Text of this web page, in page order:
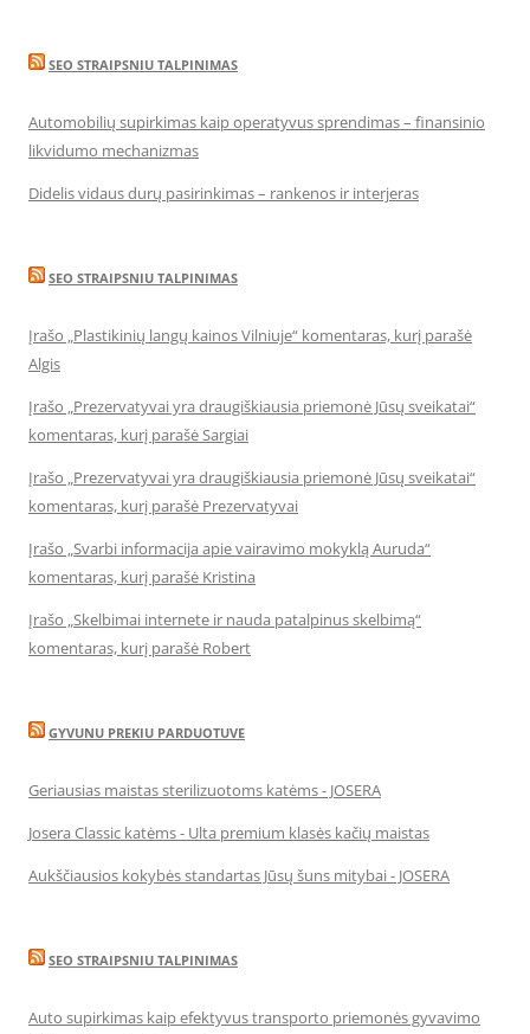
SEO STRAIPSNIU TALPINIMAS
Automobilių supirkimas kaip operatyvus sprendimas – finansinio
likvidumo mechanizmas
Didelis vidaus durų pasirinkimas – rankenos ir interjeras
SEO STRAIPSNIU TALPINIMAS
Įrašo „Plastikinių langų kainos Vilniuje“ komentaras, kurį parašė
Algis
Įrašo „Prezervatyvai yra draugiškiausia priemonė Jūsų sveikatai“
komentaras, kurį parašė Sargiai
Įrašo „Prezervatyvai yra draugiškiausia priemonė Jūsų sveikatai“
komentaras, kurį parašė Prezervatyvai
Įrašo „Svarbi informacija apie vairavimo mokyklą Auruda“
komentaras, kurį parašė Kristina
Įrašo „Skelbimai internete ir nauda patalpinus skelbimą“
komentaras, kurį parašė Robert
GYVUNU PREKIU PARDUOTUVE
Geriausias maistas sterilizuotoms katėms - JOSERA
Josera Classic katėms - Ulta premium klasės kačių maistas
Aukščiausios kokybės standartas Jūsų šuns mitybai - JOSERA
SEO STRAIPSNIU TALPINIMAS
Auto supirkimas kaip efektyvus transporto priemonės gyvavimo